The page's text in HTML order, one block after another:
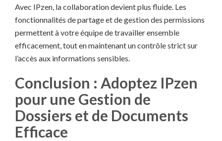
Avec IPzen, la collaboration devient plus fluide. Les
fonctionnalités de partage et de gestion des permissions
permettent à votre équipe de travailler ensemble
efficacement, tout en maintenant un contrôle strict sur
l’accès aux informations sensibles.
Conclusion : Adoptez IPzen
pour une Gestion de
Dossiers et de Documents
Efficace